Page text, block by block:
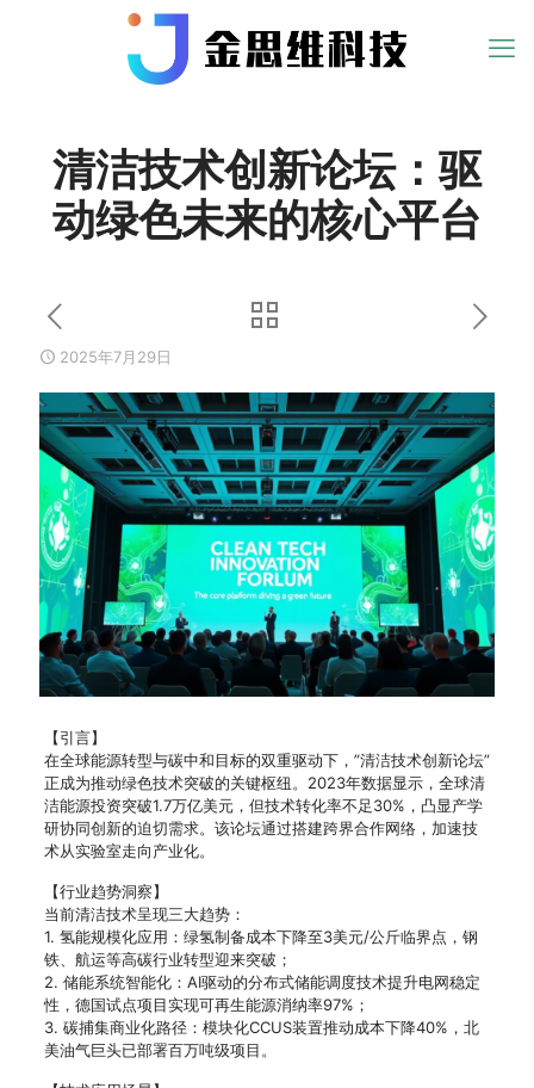
清洁技术创新论坛：驱
动绿色未来的核心平台
2025年7月29日
【引言】
在全球能源转型与碳中和目标的双重驱动下，”清洁技术创新论坛”
正成为推动绿色技术突破的关键枢纽。2023年数据显示，全球清
洁能源投资突破1.7万亿美元，但技术转化率不足30%，凸显产学
研协同创新的迫切需求。该论坛通过搭建跨界合作网络，加速技
术从实验室走向产业化。
【行业趋势洞察】
当前清洁技术呈现三大趋势：
1. 氢能规模化应用：绿氢制备成本下降至3美元/公斤临界点，钢
铁、航运等高碳行业转型迎来突破；
2. 储能系统智能化：AI驱动的分布式储能调度技术提升电网稳定
性，德国试点项目实现可再生能源消纳率97%；
3. 碳捕集商业化路径：模块化CCUS装置推动成本下降40%，北
美油气巨头已部署百万吨级项目。